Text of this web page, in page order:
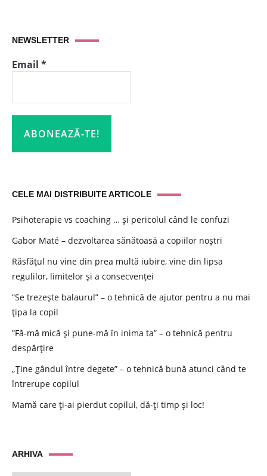
NEWSLETTER
Email *
CELE MAI DISTRIBUITE ARTICOLE
Psihoterapie vs coaching … și pericolul când le confuzi
Gabor Maté – dezvoltarea sănătoasă a copiilor noștri
Răsfățul nu vine din prea multă iubire, vine din lipsa
regulilor, limitelor și a consecvenței
”Se trezește balaurul” – o tehnică de ajutor pentru a nu mai
țipa la copil
”Fă-mă mică și pune-mă în inima ta” – o tehnică pentru
despărțire
„Ține gândul între degete” – o tehnică bună atunci când te
întrerupe copilul
Mamă care ți-ai pierdut copilul, dă-ți timp și loc!
ARHIVA ARHIVA